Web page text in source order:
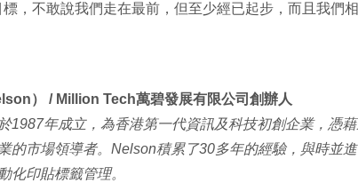
，不敢說我們走在最前，但至少經已起步，而且我們
） / Million Tech萬碧發展有限公司創辦人
1987年成立，為香港第一代資訊及科技初創企業，憑
的市場領導者。Nelson積累了30多年的經驗，與時並
化印貼標籤管理。